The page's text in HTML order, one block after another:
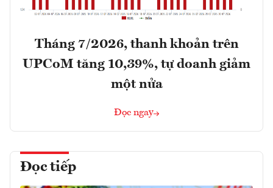
Tháng 7/2026, thanh khoản trên
UPCoM tăng 10,39%, tự doanh giảm
một nửa
Đọc ngay
Đọc tiếp